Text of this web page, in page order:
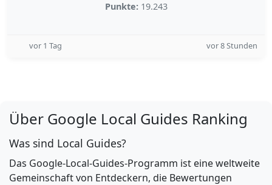
Punkte: 19.243
vor 1 Tag vor 8 Stunden
Über Google Local Guides Ranking
Was sind Local Guides?
Das Google-Local-Guides-Programm ist eine weltweite
Gemeinschaft von Entdeckern, die Bewertungen